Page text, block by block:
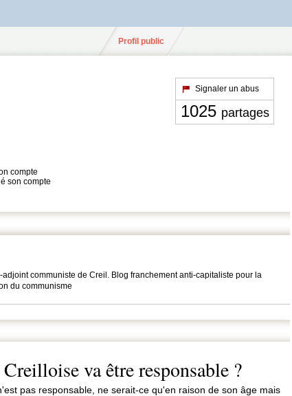
Profil public
compte
son compte
Signaler un abus
1025 partages
communiste de Creil. Blog franchement anti-capitaliste pour la
du communisme
va être responsable ?
pas responsable, ne serait-ce qu'en raison de son âge mais